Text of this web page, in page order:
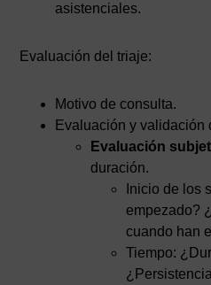
asistenciales.
Evaluación del triaje:
Motivo de consulta.
Evaluación y validación
Evaluación
duración.
Inicio de los
empezado?
cuando han
Tiempo: